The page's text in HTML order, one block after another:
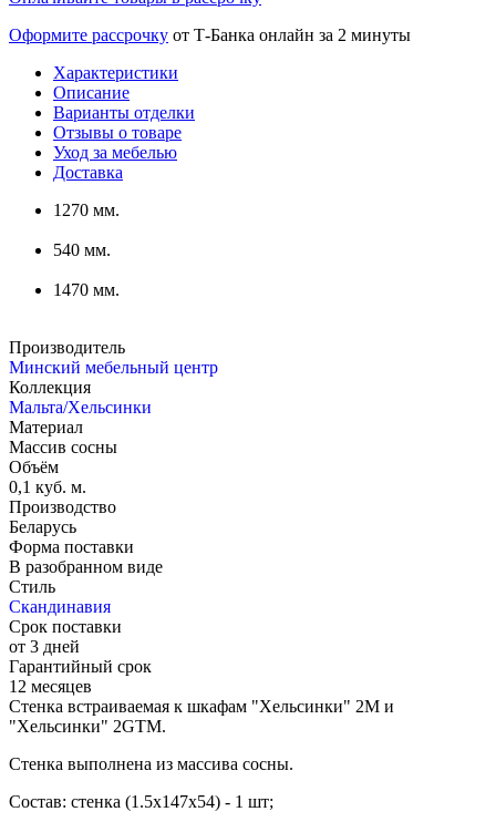
Оформите рассрочку от Т-Банка онлайн за 2 минуты
Характеристики
Описание
Варианты отделки
Отзывы о товаре
Уход за мебелью
Доставка
1270 мм.
540 мм.
1470 мм.
Производитель
Минский мебельный центр
Коллекция
Мальта/Хельсинки
Материал
Массив сосны
Объём
0,1 куб. м.
Производство
Беларусь
Форма поставки
В разобранном виде
Стиль
Скандинавия
Срок поставки
от 3 дней
Гарантийный срок
12 месяцев
Стенка встраиваемая к шкафам "Хельсинки" 2М и
"Хельсинки" 2GTM.
Стенка выполнена из массива сосны.
Состав: стенка (1.5х147х54) - 1 шт;